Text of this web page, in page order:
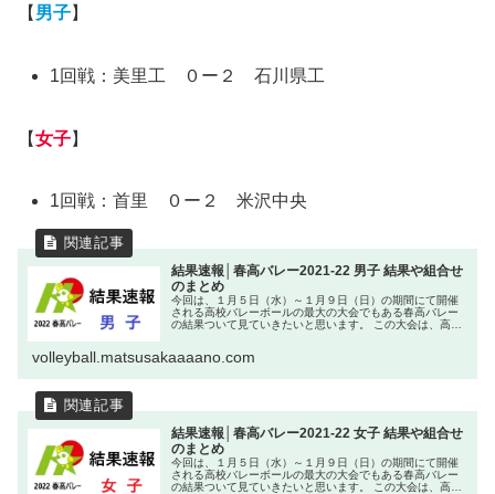
【 男子】
1回戦：美里工 ０ー２ 石川県工
【女子】
1回戦：首里 ０ー２ 米沢中央
結果速報│春高バレー2021-22 男子 結果や組合せ
のまとめ
今回は、１月５日（水）～１月９日（日）の期間にて開催
される高校バレーボールの最大の大会でもある春高バレー
の結果ついて見ていきたいと思います。 この大会は、高校
volleyball.matsusakaaaano.com
結果速報│春高バレー2021-22 女子 結果や組合せ
のまとめ
今回は、１月５日（水）～１月９日（日）の期間にて開催
される高校バレーボールの最大の大会でもある春高バレー
の結果ついて見ていきたいと思います。 この大会は、高校